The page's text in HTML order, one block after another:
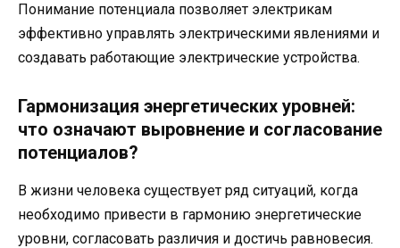
Понимание потенциала позволяет электрикам
эффективно управлять электрическими явлениями и
создавать работающие электрические устройства.
Гармонизация энергетических уровней:
что означают выровнение и согласование
потенциалов?
В жизни человека существует ряд ситуаций, когда
необходимо привести в гармонию энергетические
уровни, согласовать различия и достичь равновесия.